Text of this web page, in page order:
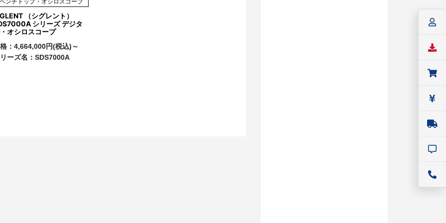
（シグレント）
シリーズ デジタ
オシロスコープ
： 4,664,000円(税込)～
ーズ名： SDS7000A